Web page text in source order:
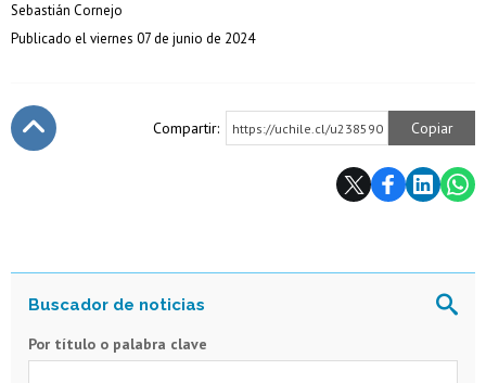
Sebastián Cornejo
Publicado el viernes 07 de junio de 2024
Compartir: https://uchile.cl/u238590 Copiar
Por título o palabra clave